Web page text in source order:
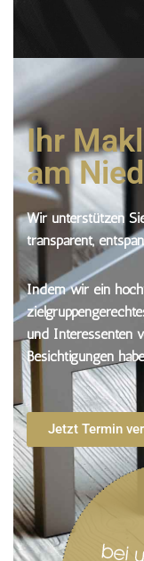
Ihr
am
Wir unterstützen
transparent,
Indem wir ein
und Interessenten
Besichtigungen
Jetzt Termin